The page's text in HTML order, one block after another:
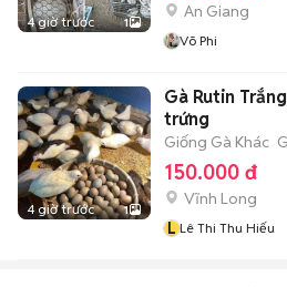
4 giờ trước 1
An Giang
Võ Phi
4 giờ trước 1
Gà Rutin
trứng
Giống Gà Khác
150.000 đ
Vĩnh Long
L Lê Thi Thu Hiếu